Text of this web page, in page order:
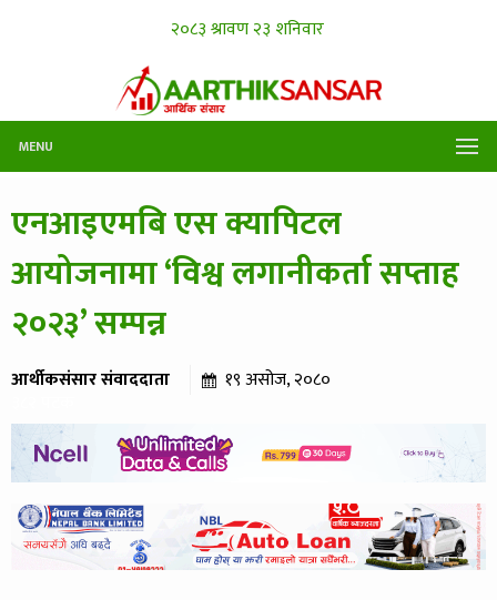
MENU
एनआइएमबि एस क्यापिटल
आयोजनामा ‘विश्व लगानीकर्ता सप्ताह
२०२३’ सम्पन्न
आर्थीकसंसार संवाददाता १९ असोज, २०८०